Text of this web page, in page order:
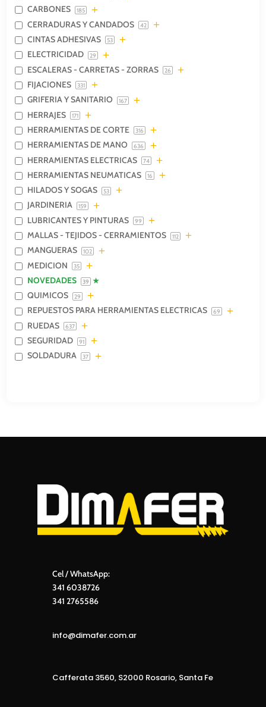
CARBONES 185
CERRADURAS Y CANDADOS 42
CINTAS ADHESIVAS 53
ELECTRICIDAD 29
ESCALERAS - CARRETAS - ZORRAS 26
FIJACIONES 331
GRIFERIA Y SANITARIO 167
HERRAJES 171
HERRAMIENTAS DE CORTE 316
HERRAMIENTAS DE MANO 636
HERRAMIENTAS ELECTRICAS 74
HERRAMIENTAS NEUMATICAS 16
HILADOS Y SOGAS 53
JARDINERIA 159
LUBRICANTES Y PINTURAS 99
MALLAS - TEJIDOS - CERRAMIENTOS 112
MANGUERAS 102
MEDICION 35
NOVEDADES 39
QUIMICOS 29
REPUESTOS PARA HERRAMIENTAS ELECTRICAS 69
RUEDAS 637
SEGURIDAD 91
SOLDADURA 37
Cel / WhatsApp:
341 6038726
341 2765586
info@dimafer.com.ar
Cafferata 3560, S2000 Rosario, Santa Fe